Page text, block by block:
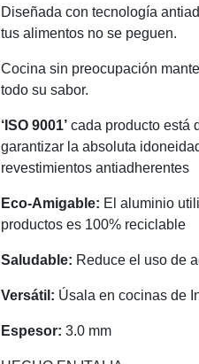
Diseñada con tecnología
tus alimentos no se peguen.
Cocina sin preocupación
todo su sabor.
‘ISO 9001’ cada producto está
garantizar la absoluta
revestimientos antiadherentes
Eco-Amigable: El aluminio
productos es 100% reciclable
Saludable: Reduce el uso de
Versátil: Úsala en cocinas de
Espesor: 3.0 mm